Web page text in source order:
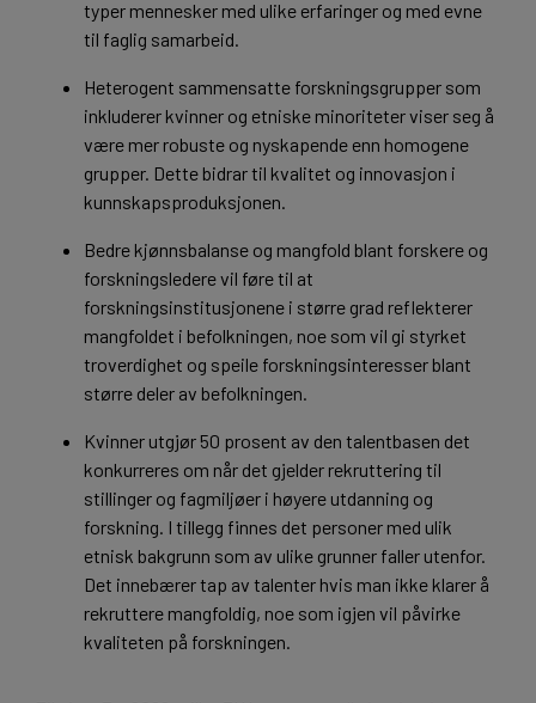
typer mennesker med ulike erfaringer og med evne
til faglig samarbeid.
Heterogent sammensatte forskningsgrupper som
inkluderer kvinner og etniske minoriteter viser seg å
være mer robuste og nyskapende enn homogene
grupper. Dette bidrar til kvalitet og innovasjon i
kunnskapsproduksjonen.
Bedre kjønnsbalanse og mangfold blant forskere og
forskningsledere vil føre til at
forskningsinstitusjonene i større grad reflekterer
mangfoldet i befolkningen, noe som vil gi styrket
troverdighet og speile forskningsinteresser blant
større deler av befolkningen.
Kvinner utgjør 50 prosent av den talentbasen det
konkurreres om når det gjelder rekruttering til
stillinger og fagmiljøer i høyere utdanning og
forskning. I tillegg finnes det personer med ulik
etnisk bakgrunn som av ulike grunner faller utenfor.
Det innebærer tap av talenter hvis man ikke klarer å
rekruttere mangfoldig, noe som igjen vil påvirke
kvaliteten på forskningen.